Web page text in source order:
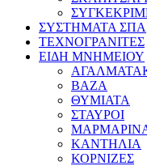
ΣΥΣΤΗΜΑΤΑ ΣΠΑ
ΤΕΧΝΟΓΡΑΝΙΤΕΣ
ΕΙΔΗ ΜΝΗΜΕΙΟΥ
ΒΑΖΑ
ΘΥΜΙΑΤΑ
ΣΤΑΥΡΟΙ
ΚΑΝΤΗΛΙΑ
ΚΟΡΝΙΖΕΣ